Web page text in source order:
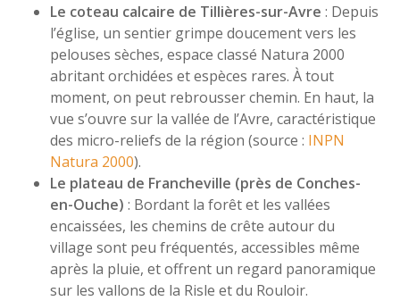
Le coteau calcaire de Tillières-sur-Avre : Depuis
l’église, un sentier grimpe doucement vers les
pelouses sèches, espace classé Natura 2000
abritant orchidées et espèces rares. À tout
moment, on peut rebrousser chemin. En haut, la
vue s’ouvre sur la vallée de l’Avre, caractéristique
des micro-reliefs de la région (source : INPN
Natura 2000).
Le plateau de Francheville (près de Conches-
en-Ouche) : Bordant la forêt et les vallées
encaissées, les chemins de crête autour du
village sont peu fréquentés, accessibles même
après la pluie, et offrent un regard panoramique
sur les vallons de la Risle et du Rouloir.